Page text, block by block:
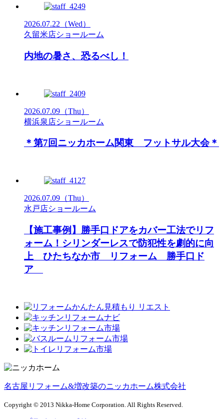
2026.07.22 （Wed）
久留米店ショールーム
内地の暑さ、恐るべし！
2026.07.09 （Thu）
横浜泉店ショールーム
＊第7回ニッカホーム関東 フットサル大会＊
2026.07.09 （Thu）
水戸店ショールーム
【施工事例】勝手口ドアをカバー工法でリフ
ォーム！シリンダーレスで防犯性を劇的に向
上 ひたちなか市 リフォーム 勝手口ド
ア
名古屋リフォーム&増改築のニッカホーム株式会社
Copyright © 2013 Nikka-Home Corporation. All Rights Reserved.